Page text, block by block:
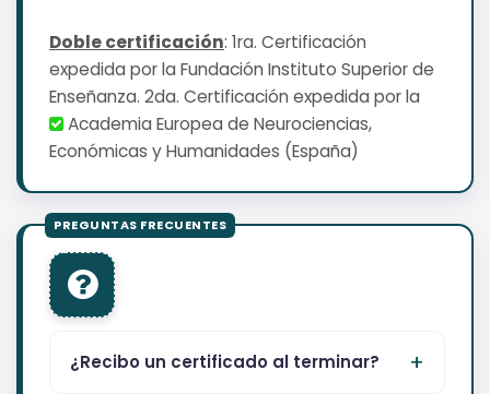
Doble certificación: 1ra. Certificación
expedida por la Fundación Instituto Superior de
Enseñanza. 2da. Certificación expedida por la
Academia Europea de Neurociencias,
Económicas y Humanidades (España)
¿Recibo un certificado al terminar?